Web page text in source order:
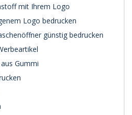
mit Ihrem Logo
Logo bedrucken
günstig bedrucken
Gummi